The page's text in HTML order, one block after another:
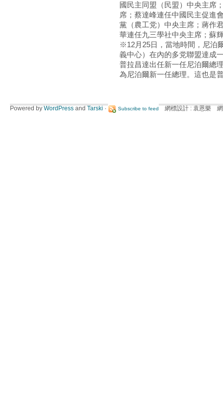
國民主同盟（民盟）中央主席
席；蔡達峰連任中國民主促進
黨（農工党）中央主席；蔣作
華連任九三學社中央主席；蘇
※12月25日，當地時間，尼泊
義中心）在內的多党聯盟達成
普拉昌達出任新一任尼泊爾總
為尼泊爾新一任總理。這也是
Powered by WordPress and Tarski · Subscribe to feed 網標設計 : 袁恩樂 網